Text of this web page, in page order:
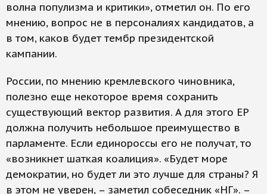
волна популизма и критики», отметил он. По его
мнению, вопрос не в персоналиях кандидатов, а
в том, каков будет тембр президентской
кампании.
России, по мнению кремлевского чиновника,
полезно еще некоторое время сохранить
существующий вектор развития. А для этого ЕР
должна получить небольшое преимущество в
парламенте. Если единороссы его не получат, то
«возникнет шаткая коалиция». «Будет море
демократии, но будет ли это лучше для страны? Я
в этом не уверен, – заметил собеседник «НГ». –